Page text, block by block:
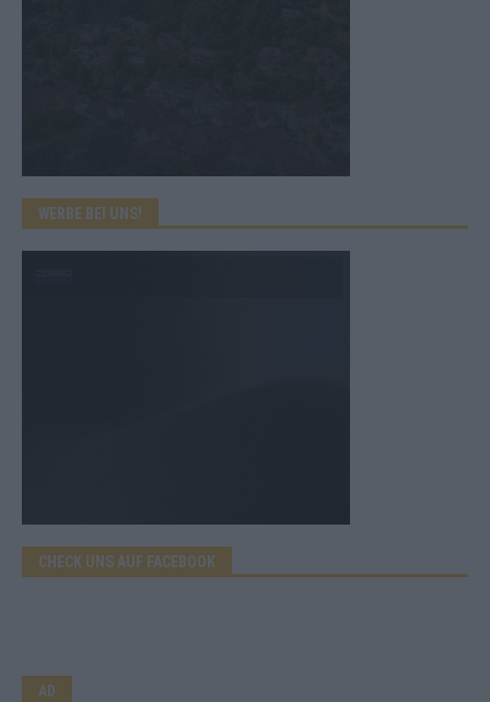
WERBE BEI UNS!
CHECK UNS AUF FACEBOOK
AD